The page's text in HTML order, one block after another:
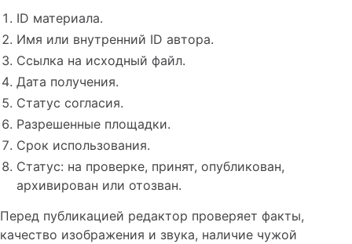
ID материала.
Имя или внутренний ID автора.
Ссылка на исходный файл.
Дата получения.
Статус согласия.
Разрешенные площадки.
Срок использования.
Статус: на проверке, принят, опубликован,
архивирован или отозван.
Перед публикацией редактор проверяет факты,
качество изображения и звука, наличие чужой